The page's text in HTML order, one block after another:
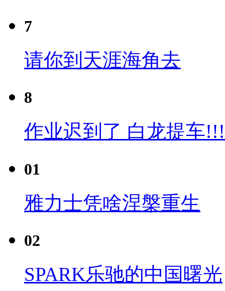
7
请你到天涯海角去
8
作业迟到了 白龙提车
01
雅力士凭啥涅槃重生
02
SPARK乐驰的中国曙光